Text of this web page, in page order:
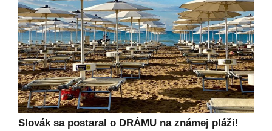
Slovák sa postaral o DRÁMU na známej pláži!